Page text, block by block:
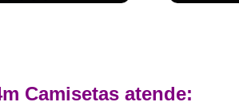
Camisetas atende: